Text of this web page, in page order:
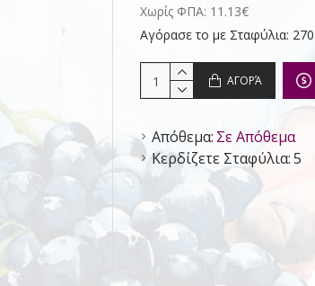
Απόθεμα: Σε Απόθεμα
Κερδίζετε Σταφύλια:5
Χωρίς ΦΠΑ: 11.13€
Αγόρασε το με Σταφύλια: 270
ΑΓΟΡΆ